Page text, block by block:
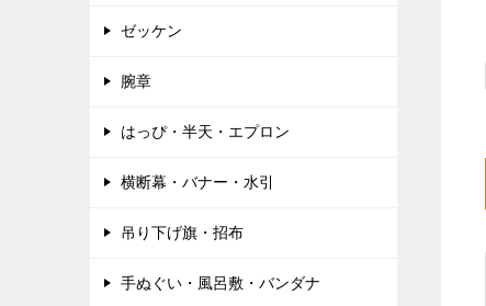
ゼッケン
腕章
はっぴ・半天・エプロン
横断幕・バナー・水引
吊り下げ旗・招布
手ぬぐい・風呂敷・バンダナ